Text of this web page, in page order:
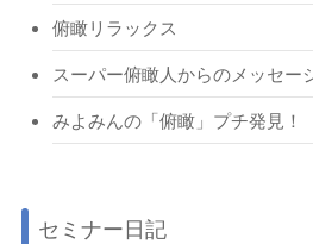
俯瞰リラックス
スーパー俯瞰人からのメッセー
みよみんの「俯瞰」プチ発見！
セミナー日記